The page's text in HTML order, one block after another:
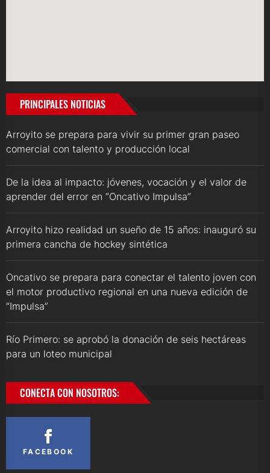
PRINCIPALES NOTICIAS
Arroyito se prepara para vivir su primer gran paseo
comercial con talento y producción local
De la idea al impacto: jóvenes, vocación y el valor de
aprender del error en “Oncativo Impulsa”
Arroyito hizo realidad un sueño de 15 años: inauguró su
primera cancha de hockey sintética
Oncativo se prepara para conectar el talento joven con
el motor productivo regional en una nueva edición de
“Impulsa”
Río Primero: se aprobó la donación de seis hectáreas
para un loteo municipal
CONECTA CON NOSOTROS:
FACEBOOK